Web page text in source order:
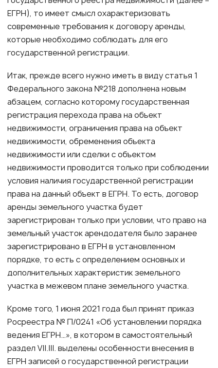
ЕГРН), то имеет смысл охарактеризовать
современные требования к договору аренды,
которые необходимо соблюдать для его
государственной регистрации.
Итак, прежде всего нужно иметь в виду статья 1
Федерального закона №218 дополнена новым
абзацем, согласно которому государственная
регистрация перехода права на объект
недвижимости, ограничения права на объект
недвижимости, обременения объекта
недвижимости или сделки с объектом
недвижимости проводится только при соблюдении
условия наличия государственной регистрации
права на данный объект в ЕГРН. То есть, договор
аренды земельного участка будет
зарегистрирован только при условии, что право на
земельный участок арендодателя было заранее
зарегистрировано в ЕГРН в установленном
порядке, то есть с определением основных и
дополнительных характеристик земельного
участка в межевом плане земельного участка.
Кроме того, 1 июня 2021 года был принят приказ
Росреестра № П/0241 «Об установлении порядка
ведения ЕГРН…», в котором в самостоятельный
раздел VII.III. выделены особенности внесения в
ЕГРН записей о государственной регистрации